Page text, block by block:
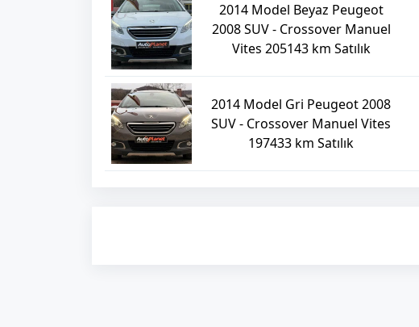
2014 Model Beyaz Peugeot
2008 SUV - Crossover Manuel
Vites 205143 km Satılık
2014 Model Gri Peugeot 2008
SUV - Crossover Manuel Vites
197433 km Satılık